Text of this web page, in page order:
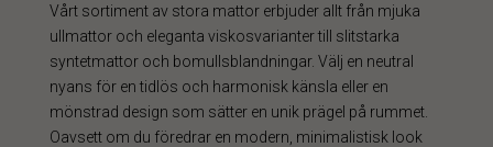
Vårt sortiment av stora mattor erbjuder allt från mjuka
ullmattor och eleganta viskosvarianter till slitstarka
syntetmattor och bomullsblandningar. Välj en neutral
nyans för en tidlös och harmonisk känsla eller en
mönstrad design som sätter en unik prägel på rummet.
Oavsett om du föredrar en modern, minimalistisk look